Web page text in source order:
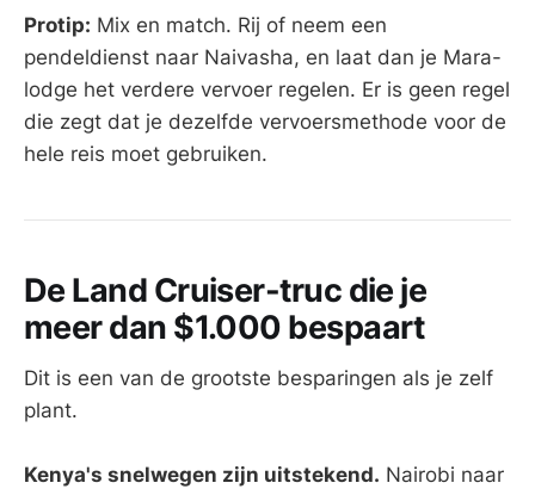
Protip: Mix en match. Rij of neem een
pendeldienst naar Naivasha, en laat dan je Mara-
lodge het verdere vervoer regelen. Er is geen regel
die zegt dat je dezelfde vervoersmethode voor de
hele reis moet gebruiken.
De Land Cruiser-truc die je
meer dan $1.000 bespaart
Dit is een van de grootste besparingen als je zelf
plant.
Kenya's snelwegen zijn uitstekend. Nairobi naar